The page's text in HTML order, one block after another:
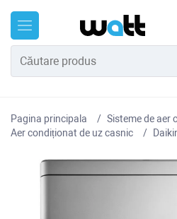
Pagina principala
Sisteme de aer
Aer condiționat de uz casnic